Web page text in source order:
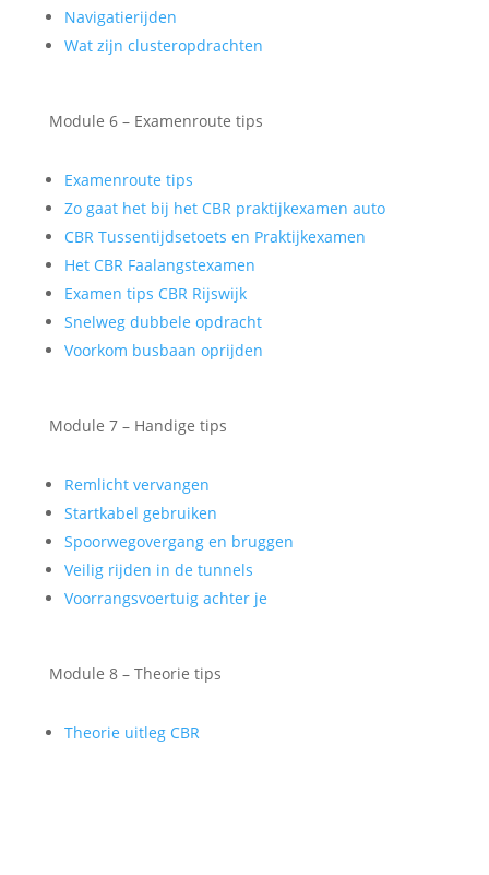
Navigatierijden
Wat zijn clusteropdrachten
Module 6 – Examenroute tips
Examenroute tips
Zo gaat het bij het CBR praktijkexamen auto
CBR Tussentijdsetoets en Praktijkexamen
Het CBR Faalangstexamen
Examen tips CBR Rijswijk
Snelweg dubbele opdracht
Voorkom busbaan oprijden
Module 7 – Handige tips
Remlicht vervangen
Startkabel gebruiken
Spoorwegovergang en bruggen
Veilig rijden in de tunnels
Voorrangsvoertuig achter je
Module 8 – Theorie tips
Theorie uitleg CBR